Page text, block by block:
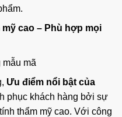
cao – Phù hợp mọi
Ưu điểm nổi bật của
phục khách hàng bởi sự
thẩm mỹ cao. Với công